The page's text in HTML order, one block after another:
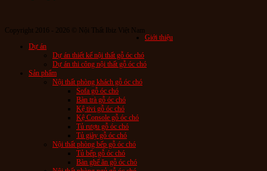
Copyright 2016 - 2026 © Nội Thất Ibiz Việt Nam
Giới thiệu
Dự án
Dự án thiết kế nội thất gỗ óc chó
Dự án thi công nội thất gỗ óc chó
Sản phẩm
Nội thất phòng khách gỗ óc chó
Sofa gỗ óc chó
Bàn trà gỗ óc chó
Kệ tivi gỗ óc chó
Kệ Console gỗ óc chó
Tủ rượu gỗ óc chó
Tủ giày gỗ óc chó
Nội thất phòng bếp gỗ óc chó
Tủ bếp gỗ óc chó
Bàn ghế ăn gỗ óc chó